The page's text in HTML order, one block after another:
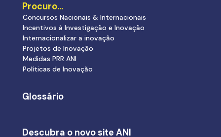
Procuro…
Concursos Nacionais & Internacionais
Incentivos à Investigação e Inovação
Internacionalizar a inovação
Projetos de Inovação
Medidas PRR ANI
Políticas de Inovação
Glossário
Descubra o novo site ANI